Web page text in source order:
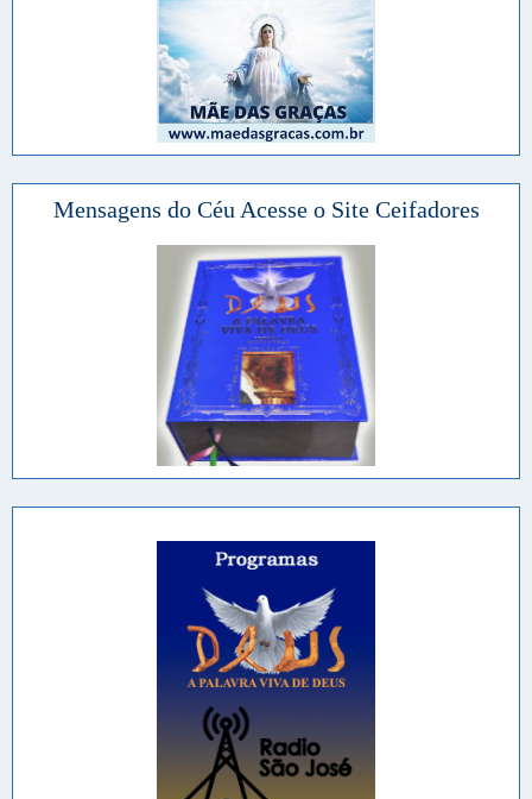
Mensagens do Céu Acesse o Site Ceifadores